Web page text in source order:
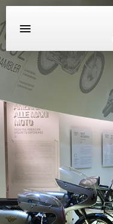
新車ラインナップ
中古車
ストア情報
採用情報
ブログ